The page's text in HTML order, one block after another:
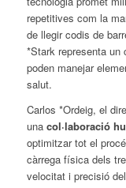
repetitives com la
de llegir codis de
*Stark representa un
poden manejar
salut.
Carlos *Ordeig, el
una col·laboració
optimitzar tot el
càrrega física dels
velocitat i precisió